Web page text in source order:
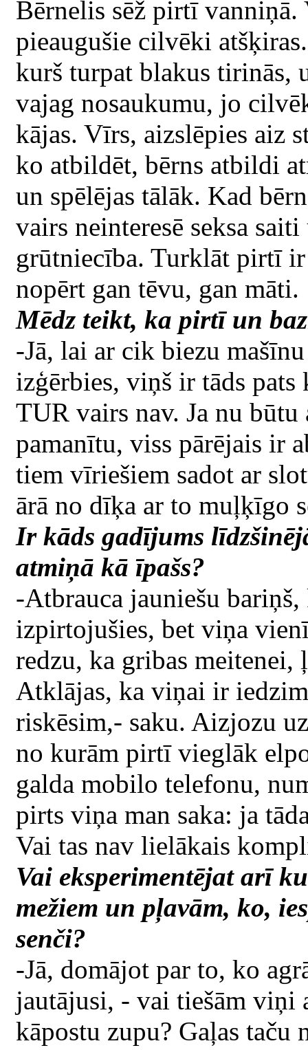
Bērnelis sēž pirtī
pieaugušie cilvēki
kurš turpat blakus tirinās,
vajag nosaukumu, jo
kājas. Vīrs, aizslēpies aiz
ko atbildēt, bērns atbildi
un spēlējas tālāk. Kad
vairs neinteresē seksa
grūtniecība. Turklāt pirtī
nopērt gan tēvu, gan māti.
Mēdz teikt, ka pirtī un
-Jā, lai ar cik biezu
izģērbies, viņš ir tāds
TUR vairs nav. Ja nu būtu
pamanītu, viss pārējais ir
tiem vīriešiem sadot ar
ārā no dīķa ar to muļķīgo
Ir kāds gadījums
atmiņā kā īpašs?
-Atbrauca jauniešu
izpirtojušies, bet viņa
redzu, ka gribas meitenei,
Atklājas, ka viņai ir
riskēsim,- saku. Aizjozu
no kurām pirtī vieglāk
galda mobilo telefonu,
pirts viņa man saka: ja
Vai tas nav lielākais
Vai eksperimentējat arī
mežiem un pļavām, ko,
senči?
-Jā, domājot par to, ko
jautājusi, - vai tiešām viņi
kāpostu zupu? Gaļas